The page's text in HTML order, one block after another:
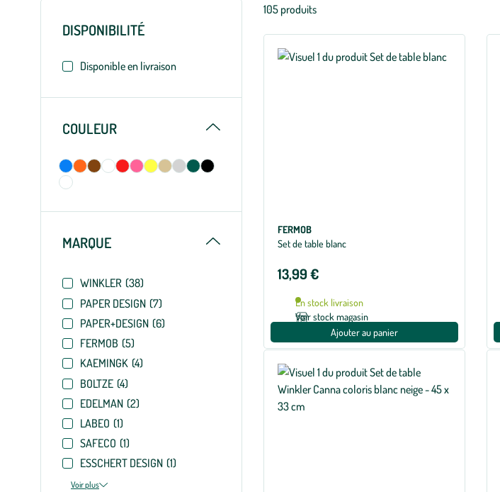
DISPONIBILITÉ
Disponible en livraison
COULEUR Replier
MARQUE Replier
WINKLER (38)
PAPER DESIGN (7)
PAPER+DESIGN (6)
FERMOB (5)
KAEMINGK (4)
BOLTZE (4)
EDELMAN (2)
LABEO (1)
SAFECO (1)
ESSCHERT DESIGN (1)
Voir plus
des
filtres
appliqués
105 produits
FERMOB
Set de table blanc
13,99 €
En stock livraison
Voir stock magasin
Ajouter au panier